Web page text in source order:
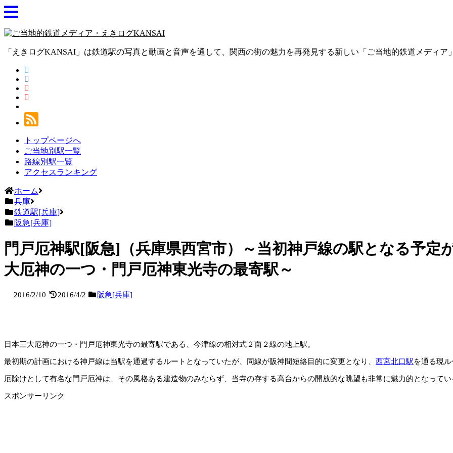
「えきログKANSAI」は鉄道駅の写真と動画と音声を通して、関西の街の魅力を再発見する新しい「ご当地的鉄道メディア
トップページへ
ご当地別駅一覧
路線別駅一覧
アクセスランキング
ホーム
兵庫
鉄道駅[兵庫]
阪急[兵庫]
門戸厄神駅[阪急]（兵庫県西宮市）～当初神戸線の駅となる予定
大厄神の一つ・門戸厄神東光寺の最寄駅～
2016/2/10 2016/4/2 阪急[兵庫]
日本三大厄神の一つ・門戸厄神東光寺の最寄駅である、今津線の相対式２面２線の地上駅。
最初期の計画における神戸線は当駅を通過するルートとなっていたが、同線が阪神間短絡目的に変更となり、 西宮北口駅を通る現
厄除けとして有名な門戸厄神は、その風格ある建造物のみならず、当寺の存する高台からの開放的な眺望も非常に魅力的となって
スポンサーリンク